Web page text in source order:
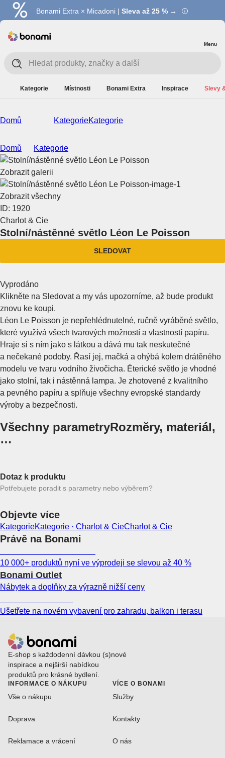
Bonami Extra × Micadoni | Sleva až 25 % →
Summer Sale | Ušetřete až 40 % →
Menu
Kategorie Místnosti Bonami Extra Inspirace Slevy
Domů KategorieKategorie
Domů Kategorie
Zobrazit galerii
Zobrazit všechny
ID: 1920
Charlot & Cie
Stolní/nástěnné světlo Léon Le Poisson
SLEDOVAT
Vyprodáno
Klikněte na Sledovat a my vás upozorníme, až bude produkt
znovu ke koupi.
Léon Le Poisson je nepřehlédnutelné, ručně vyráběné světlo,
které využívá všech tvarových možností a vlastností papíru.
Hraje si s ním jako s látkou a dává mu tak neskutečné
a nečekané podoby. Řasí jej, mačká a ohýbá kolem drátěného
modelu ve tvaru vodního živočicha. Éterické světlo je vhodné
jako stolní, tak i nástěnná lampa. Je zhotovené z kvalitního
a pevného papíru a splňuje všechny evropské standardy
výroby a bezpečnosti.
Všechny parametryRozměry, materiál,
…
Dotaz k produktu
Potřebujete poradit s parametry nebo výběrem?
Objevte více
KategorieKategorie · Charlot & CieCharlot & Cie
Právě na Bonami
10 000+ produktů nyní ve výprodeji se slevou až 40 %
Bonami Outlet
Nábytek a doplňky za výrazně nižší ceny
Ušetřete na novém vybavení pro zahradu, balkon i terasu
E-shop s každodenní dávkou (s)nové
inspirace a nejširší nabídkou
produktů pro krásné bydlení.
INFORMACE O NÁKUPU
Vše o nákupu
Doprava
Reklamace a vrácení
VÍCE O BONAMI
Služby
Kontakty
O nás